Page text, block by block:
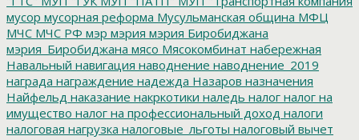
мусор мусорная реформа Мусульманская община МФЦ
МЧС МЧС РФ мэр мэрия мэрия Биробиджана
мэрия_Биробиджана мясо Мясокомбинат набережная
Навальный навигация наводнение наводнение_2019
награда награждение надежда Назаров назначения
Найфельд наказание накркотики наледь налог налог на
имущество налог на профессиональный доход налоги
налоговая нагрузка налоговые_льготы налоговый вычет